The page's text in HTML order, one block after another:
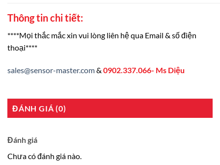
Thông tin chi tiết:
****Mọi thắc mắc xin vui lòng liên hệ qua Email & số điện
thoại****
sales@sensor-master.com& 0902.337.066- Ms Diệu
ĐÁNH GIÁ (0)
Đánh giá
Chưa có đánh giá nào.